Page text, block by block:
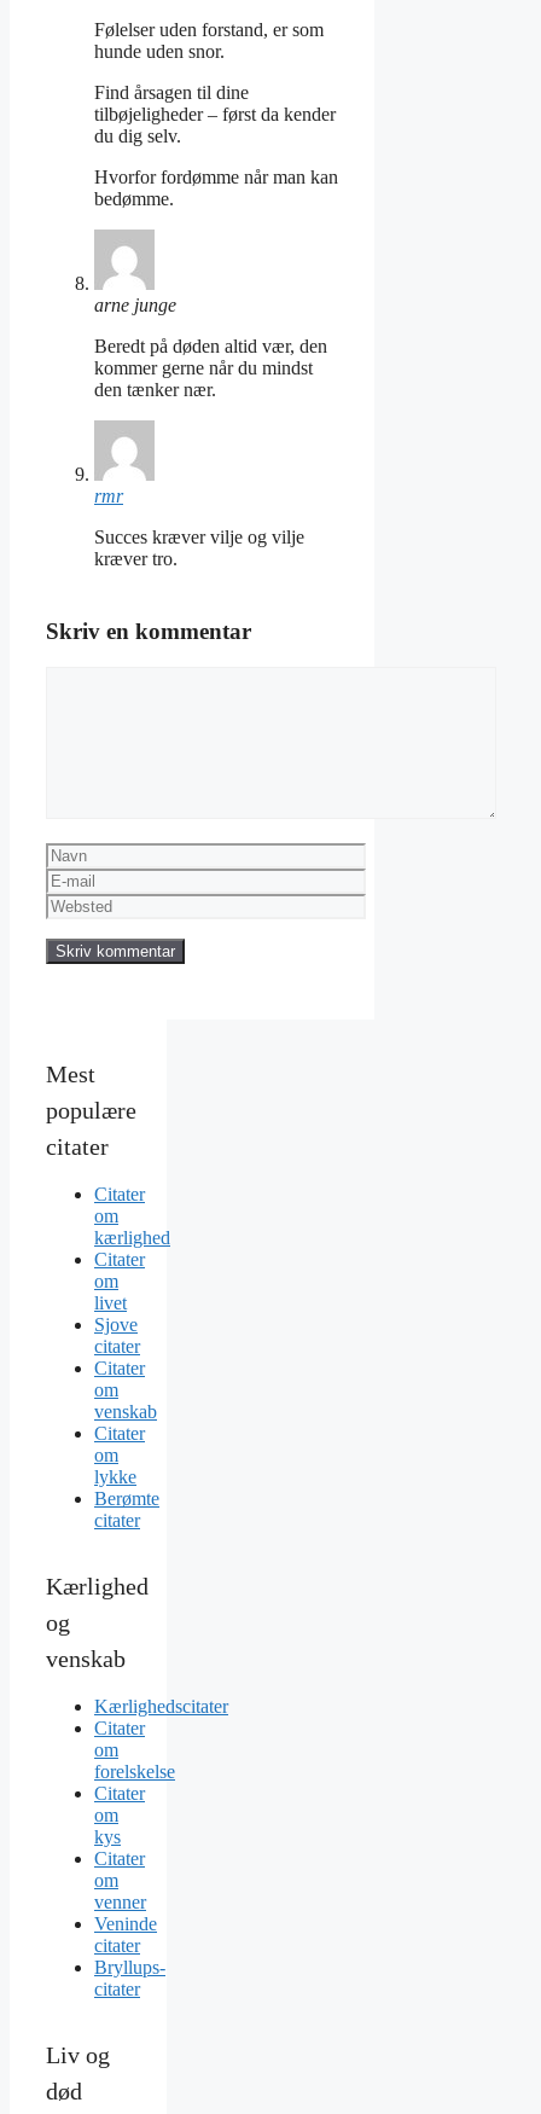
Følelser uden forstand, er som
hunde uden snor.
Find årsagen til dine
tilbøjeligheder – først da kender
du dig selv.
Hvorfor fordømme når man kan
bedømme.
arne junge
Beredt på døden altid vær, den
kommer gerne når du mindst
den tænker nær.
rmr
Succes kræver vilje og vilje
kræver tro.
Skriv en kommentar
Navn
E-
mail
Websted
Mest
populære
citater
Citater
om
kærlighed
Citater
om
livet
Sjove
citater
Citater
om
venskab
Citater
om
lykke
Berømte
citater
Kærlighed
og
venskab
Kærlighedscitater
Citater
om
forelskelse
Citater
om
kys
Citater
om
venner
Veninde
citater
Bryllups-
citater
Liv og
død